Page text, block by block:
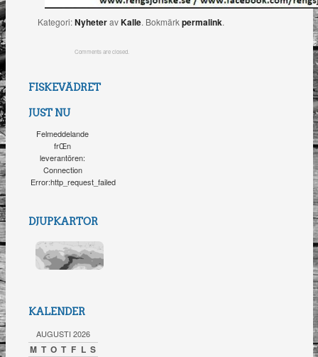
Kategori:NyheteravKalle. Bokmärkpermalink.
Comments are closed.
FISKEVÄDRET
JUST NU
Felmeddelande
frŒn
leverantören:
Connection
Error:http_request_failed
DJUPKARTOR
KALENDER
AUGUSTI 2026
M T O T F L S